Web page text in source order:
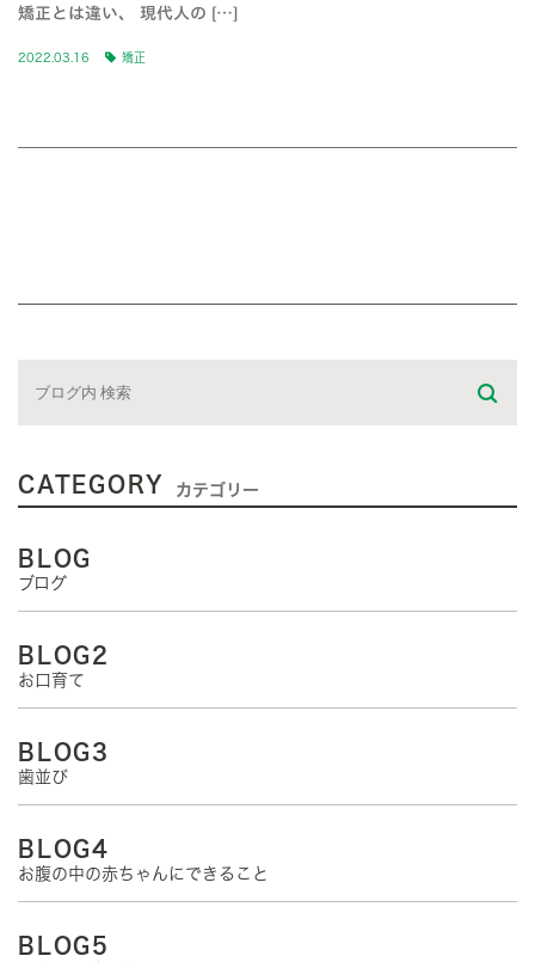
矯正とは違い、 現代人の […]
2022.03.16 矯正
CATEGORY カテゴリー
BLOG
ブログ
BLOG2
お口育て
BLOG3
歯並び
BLOG4
お腹の中の赤ちゃんにできること
BLOG5